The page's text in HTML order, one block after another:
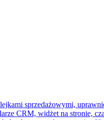
sprzedażowymi,
CRM, widżet na stronie,